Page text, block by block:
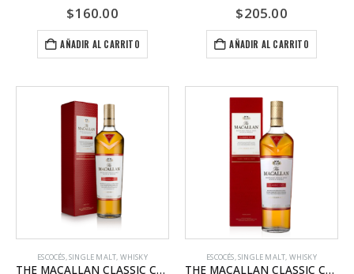
0 out of 5
$160.00
AÑADIR AL CARRITO
0 out of 5
$205.00
AÑADIR AL CARRITO
ESCOCÉS SINGLE MALT WHISKY
THE MACALLAN CLASSIC CUT 2023
ESCOCÉS SINGLE MALT WHISKY
THE MACALLAN CLASSIC CUT 2024